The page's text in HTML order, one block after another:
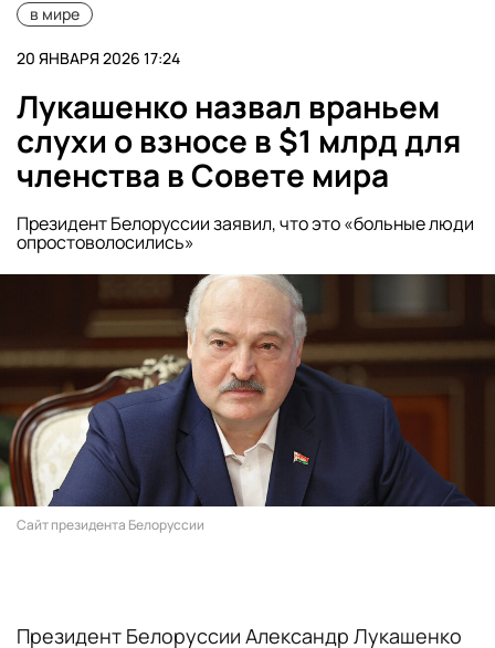
в мире
20 ЯНВАРЯ 2026 17:24
Лукашенко назвал враньем
слухи о взносе в $1 млрд для
членства в Совете мира
Президент Белоруссии заявил, что это «больные люди
опростоволосились»
Сайт президента Белоруссии
Президент Белоруссии Александр Лукашенко